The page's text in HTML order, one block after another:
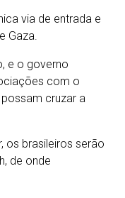
via de entrada e
Gaza.
e o governo
com o
cruzar a
os brasileiros serão
de onde